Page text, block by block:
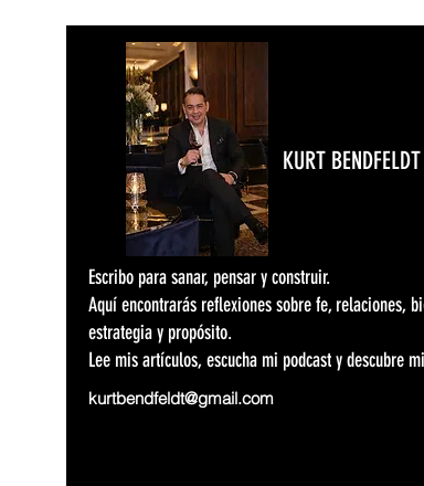
KURT BENDFELDT
Escribo para sanar, pensar y construir.
Aquí encontrarás reflexiones sobre fe, relaciones,
estrategia y propósito.
Lee mis artículos, escucha mi podcast y descubre
kurtbendfeldt@gmail.com